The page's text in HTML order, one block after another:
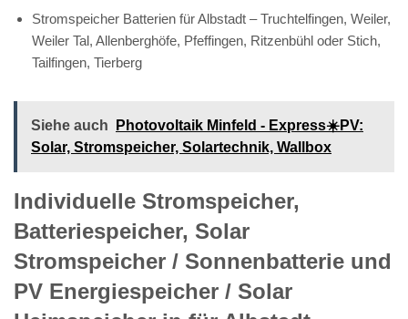
Stromspeicher Batterien für Albstadt – Truchtelfingen, Weiler,
Weiler Tal, Allenberghöfe, Pfeffingen, Ritzenbühl oder Stich,
Tailfingen, Tierberg
Siehe auch
Photovoltaik Minfeld - Express☀️PV️:
Solar, Stromspeicher, Solartechnik, Wallbox
Individuelle Stromspeicher,
Batteriespeicher, Solar
Stromspeicher / Sonnenbatterie und
PV Energiespeicher / Solar